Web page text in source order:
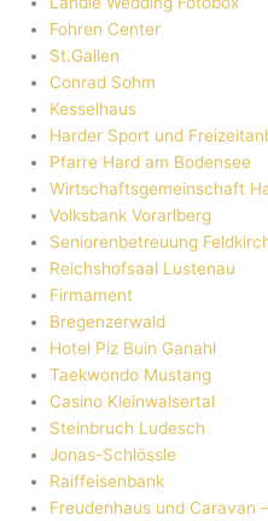
Fohren Center
St.Gallen
Conrad Sohm
Kesselhaus
Harder Sport und
Pfarre Hard am Bodensee
Wirtschaftsgemeinschaft
Volksbank Vorarlberg
Seniorenbetreuung
Reichshofsaal Lustenau
Firmament
Bregenzerwald
Hotel Piz Buin Ganahl
Taekwondo Mustang
Casino Kleinwalsertal
Steinbruch Ludesch
Jonas-Schlössle
Raiffeisenbank
Freudenhaus und Caravan